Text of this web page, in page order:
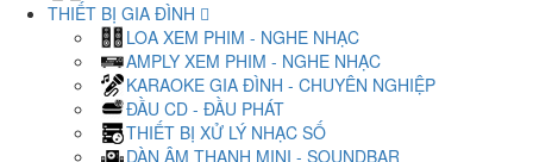
THIẾT BỊ GIA ĐÌNH
LOA XEM PHIM - NGHE NHẠC
AMPLY XEM PHIM - NGHE NHẠC
KARAOKE GIA ĐÌNH - CHUYÊN NGHIỆP
ĐẦU CD - ĐẦU PHÁT
THIẾT BỊ XỬ LÝ NHẠC SỐ
DÀN ÂM THANH MINI - SOUNDBAR